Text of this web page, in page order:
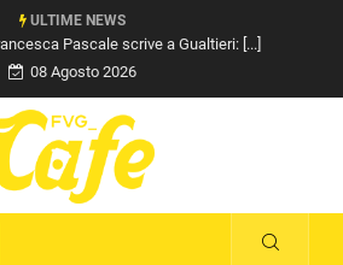
ULTIME NEWS
Pascale scrive a Gualtieri: [...]
08 Agosto 2026